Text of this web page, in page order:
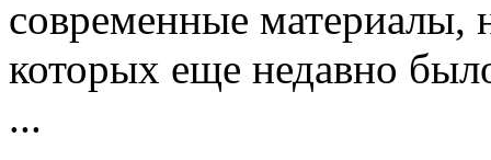
современные материалы,
которых еще недавно
...